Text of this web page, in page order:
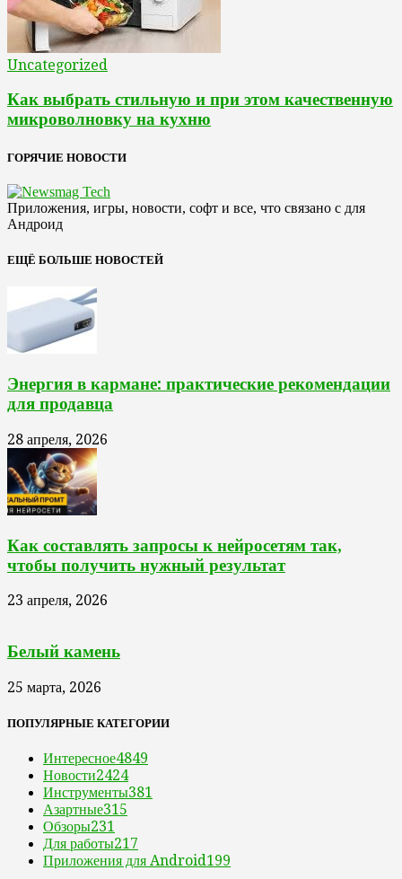
Uncategorized
Как выбрать стильную и при этом качественную
микроволновку на кухню
ГОРЯЧИЕ НОВОСТИ
Приложения, игры, новости, софт и все, что связано с для
Андроид
ЕЩЁ БОЛЬШЕ НОВОСТЕЙ
Энергия в кармане: практические рекомендации
для продавца
28 апреля, 2026
Как составлять запросы к нейросетям так,
чтобы получить нужный результат
23 апреля, 2026
Белый камень
25 марта, 2026
ПОПУЛЯРНЫЕ КАТЕГОРИИ
Интересное4849
Новости2424
Инструменты381
Азартные315
Обзоры231
Для работы217
Приложения для Android199